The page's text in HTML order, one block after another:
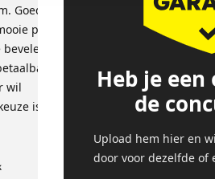
Goed
prijs.
wil
is
ruimte keuze te
drinken en te eten
erg verassend en
super geregeld dus
alle sterren dik
verdiend! Straks
prachtige vloeren
ons huis!
Heb je
de
Upload hem hier en
door voor dezelfde of